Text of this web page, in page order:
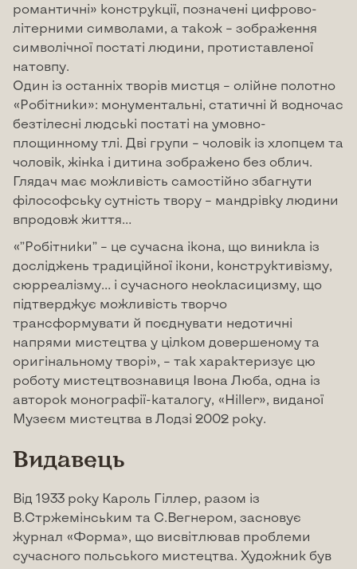
романтичні» конструкції, позначені цифрово-
літерними символами, а також – зображення
символічної постаті людини, протиставленої
натовпу.
Один із останніх творів мистця – олійне полотно
«Робітники»: монументальні, статичні й водночас
безтілесні людські постаті на умовно-
площинному тлі. Дві групи – чоловік із хлопцем та
чоловік, жінка і дитина зображено без облич.
Глядач має можливість самостійно збагнути
філософську сутність твору – мандрівку людини
впродовж життя…
«”Робітники” – це сучасна ікона, що виникла із
досліджень традиційної ікони, конструктивізму,
сюрреалізму… і сучасного неокласицизму, що
підтверджує можливість творчо
трансформувати й поєднувати недотичні
напрями мистецтва у цілком довершеному та
оригінальному творі», – так характеризує цю
роботу мистецтвознавиця Івона Люба, одна із
авторок монографії-каталогу, «Hiller», виданої
Музеєм мистецтва в Лодзі 2002 року.
Видавець
Від 1933 року Кароль Гіллер, разом із
В.Стржемінським та С.Вегнером, засновує
журнал «Форма», що висвітлював проблеми
сучасного польського мистецтва. Художник був